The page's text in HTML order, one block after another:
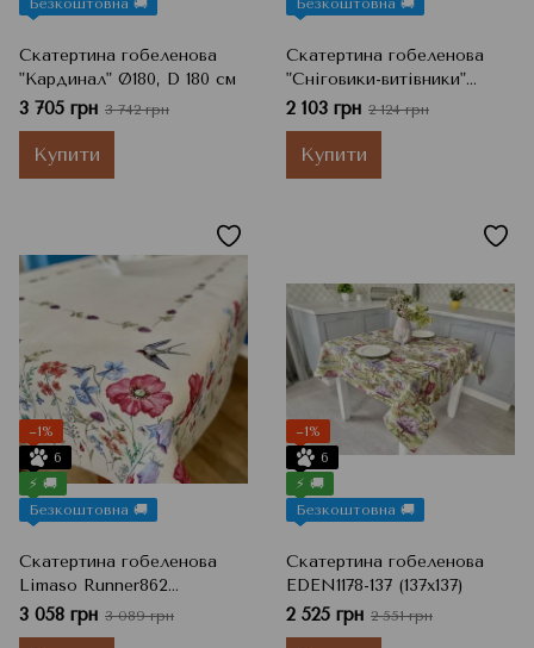
Безкоштовна 🚚
Скатертина гобеленова
"Кардинал" Ø180, D 180 см
3 705 грн 3 742 грн
Купити
Безкоштовна 🚚
Скатертина гобеленова
"Сніговики-витівники"
137x137
2 103 грн 2 124 грн
Купити
−1%
6
⚡ 🚚
Безкоштовна 🚚
Скатертина гобеленова
Limaso Runner862
Ластівки, 137x180 см
3 058 грн 3 089 грн
−1%
6
⚡ 🚚
Безкоштовна 🚚
Скатертина гобеленова
EDEN1178-137 (137х137)
2 525 грн 2 551 грн